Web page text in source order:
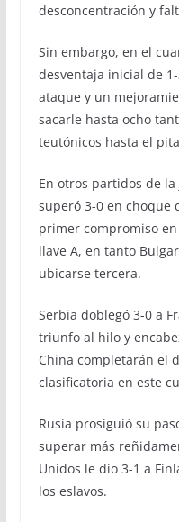
desconcentración y
Sin embargo, en el
desventaja inicial de
ataque y un
sacarle hasta ocho
teutónicos hasta el
En otros partidos de
superó 3-0 en choque
primer compromiso
llave A, en tanto
ubicarse tercera.
Serbia doblegó 3-0 a
triunfo al hilo y
China completarán el
clasificatoria en este
Rusia prosiguió su
superar más
Unidos le dio 3-1 a
los eslavos.